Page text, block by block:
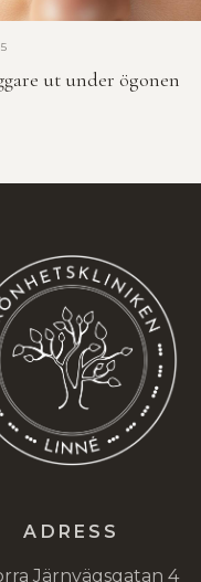
ut under ögonen
ADRESS
Järnvägsgatan 4